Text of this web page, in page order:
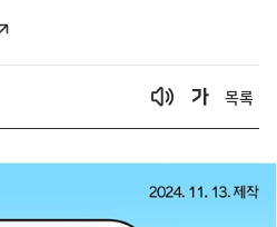
목록